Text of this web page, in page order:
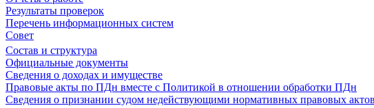
Результаты проверок
Перечень информационных систем
Совет
Состав и структура
Официальные документы
Сведения о доходах и имуществе
Правовые акты по ПДн вместе с Политикой в отношении обработки ПДн
Сведения о признании судом недействующими нормативных правовых